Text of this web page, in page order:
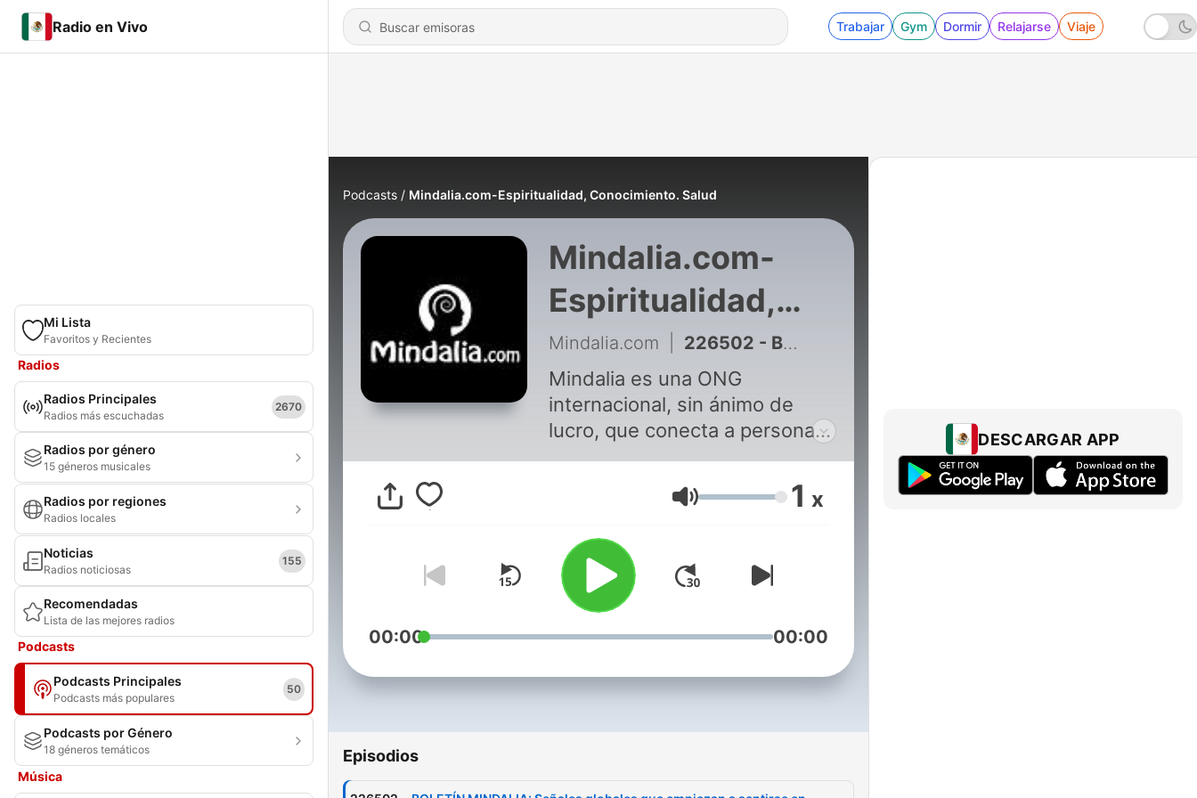
Radio en Vivo Trabajar Gym Dormir Relajarse Viaje
Mi Lista
Favoritos y Recientes
Radios
Radios Principales
Radios más escuchadas
2670
Radios por género
15 géneros musicales
Radios por regiones
Radios locales
Noticias
Radios noticiosas
155
Recomendadas
Lista de las mejores radios
Podcasts
Podcasts Principales
Podcasts más populares
50
Podcasts por Género
18 géneros temáticos
Música
Podcasts Mindalia.com-Espiritualidad, Conocimiento. Salud
Mindalia.com-
Espiritualidad,
Conocimiento.
Salud
Mindalia.com 226502 - BOLETÍN MINDALIA: Señales globales que empiezan a sentirse en tu vida | Mindalia Despierta
Mindalia es una ONG
internacional, sin ánimo de
lucro, que conecta a personas
de todo el mundo, facilitando
herramientas para el
crecimiento personal y
bienestar integral que ayudan
al despertar de la consciencia.
Creemos en una humanidad
más despierta, libre y solidaria.
Trabajamos para inspirar y
basada en el conocimiento
universal y el amor
movimiento consciente y
Volumen 1 x
00:00 00:00
Episodios
DESCARGAR APP